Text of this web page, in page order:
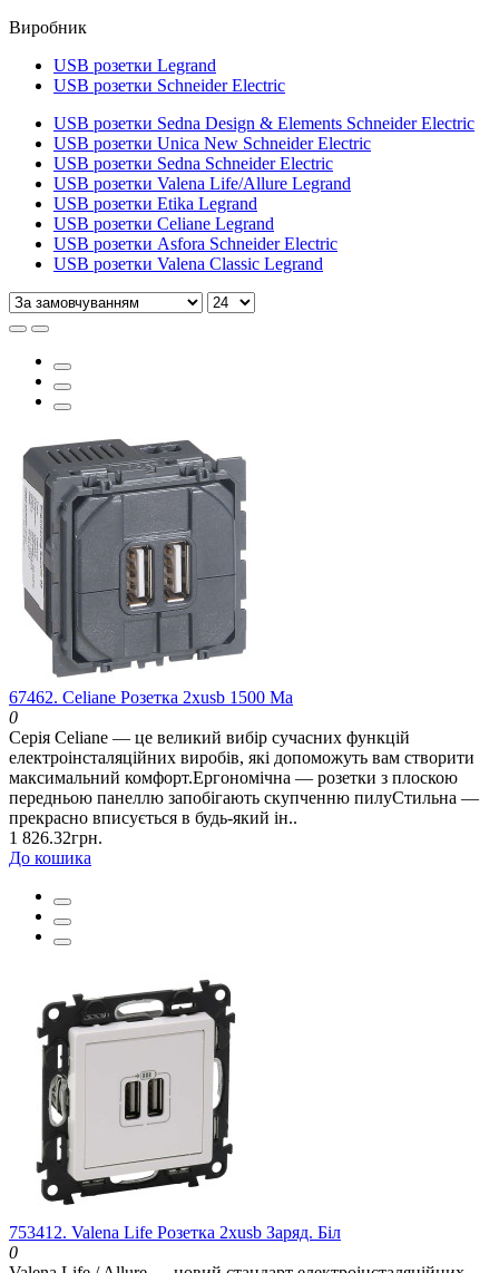
Виробник
USB розетки Legrand
USB розетки Schneider Electric
USB розетки Sedna Design & Elements Schneider Electric
USB розетки Unica New Schneider Electric
USB розетки Sedna Schneider Electric
USB розетки Valena Life/Allure Legrand
USB розетки Etika Legrand
USB розетки Celiane Legrand
USB розетки Asfora Schneider Electric
USB розетки Valena Classic Legrand
67462. Celiane Розетка 2хusb 1500 Мa
0
Серія Celiane — це великий вибір сучасних функцій
електроінсталяційних виробів, які допоможуть вам створити
максимальний комфорт.Ергономічна — розетки з плоскою
передньою панеллю запобігають скупченню пилуСтильна —
прекрасно вписується в будь-який ін..
1 826.32грн.
До кошика
753412. Valena Life Розетка 2хusb Заряд. Біл
0